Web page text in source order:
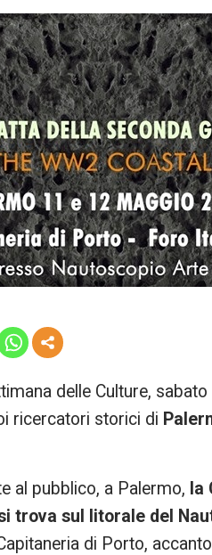
re delle Culture,
ricercatori storici di
al pubblico, a Palermo, la
trova sul litorale del
di Porto,